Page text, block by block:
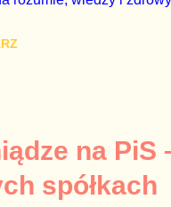
publicznemu
ponieważ mamy do
informacje nie
na
spółkach